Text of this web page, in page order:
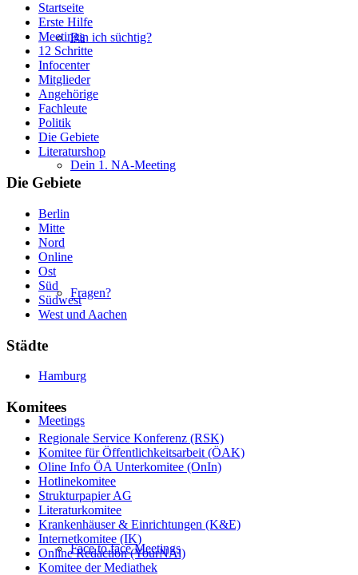
Bin ich süchtig?
Dein 1. NA-Meeting
Fragen?
Meetings
Face to face Meetings
Startseite
Erste Hilfe
Meetings
12 Schritte
Infocenter
Mitglieder
Angehörige
Fachleute
Politik
Die Gebiete
Literaturshop
Die Gebiete
Berlin
Mitte
Nord
Online
Ost
Süd
Südwest
West und Aachen
Städte
Hamburg
Komitees
Regionale Service Konferenz (RSK)
Komitee für Öffentlichkeitsarbeit (ÖAK)
Oline Info ÖA Unterkomitee (OnIn)
Hotlinekomitee
Strukturpapier AG
Literaturkomitee
Krankenhäuser & Einrichtungen (K&E)
Internetkomitee (IK)
Online Redaction (YourNAl)
Komitee der Mediathek